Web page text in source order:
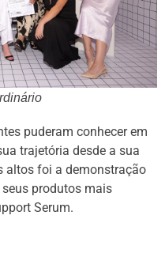
puderam conhecer em
trajetória desde a sua
altos foi a demonstração
produtos mais
Serum.